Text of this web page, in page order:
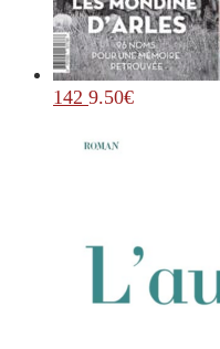
142 9.50€